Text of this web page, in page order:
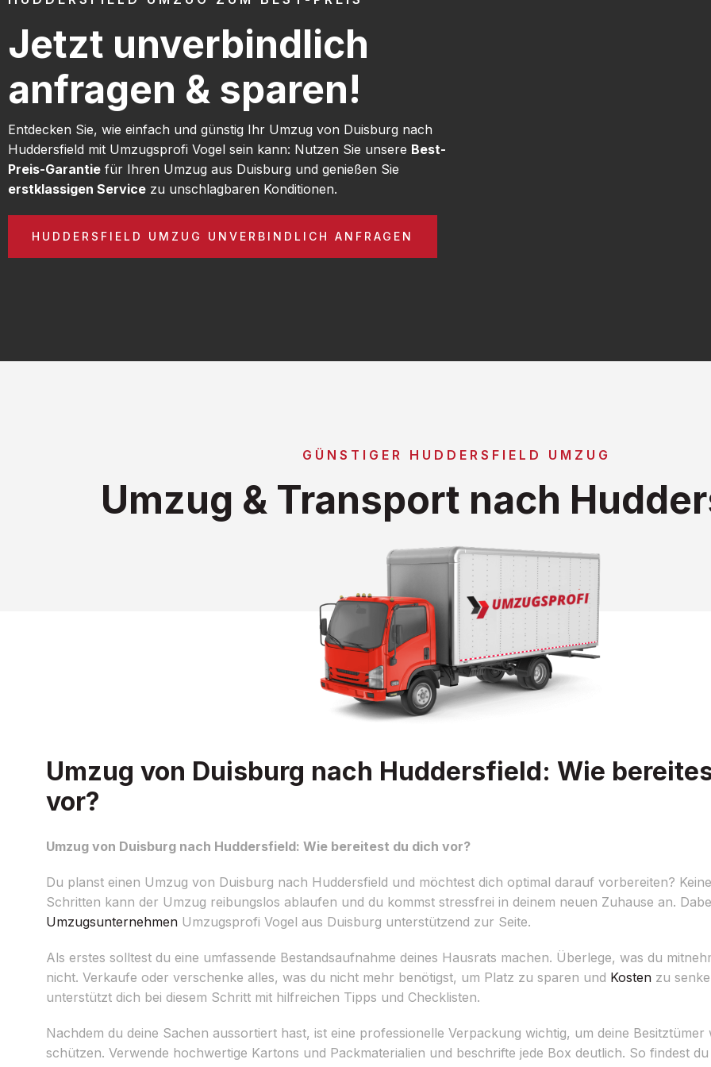
Jetzt unverbindlich
anfragen & sparen!
Entdecken Sie, wie einfach und günstig Ihr Umzug von Duisburg nach
Huddersfield mit Umzugsprofi Vogel sein kann: Nutzen Sie unsere Best-
Preis-Garantie für Ihren Umzug aus Duisburg und genießen Sie
erstklassigen Service zu unschlagbaren Konditionen.
HUDDERSFIELD UMZUG UNVERBINDLICH ANFRAGEN
GÜNSTIGER HUDDERSFIELD UMZUG
Umzug & Transport nach
Umzug von Duisburg nach Huddersfield: Wie
vor?
Umzug von Duisburg nach Huddersfield: Wie bereitest du dich vor?
Du planst einen Umzug von Duisburg nach Huddersfield und möchtest dich optimal darauf vorbereiten?
Schritten kann der Umzug reibungslos ablaufen und du kommst stressfrei in deinem neuen Zuhause an.
Umzugsunternehmen Umzugsprofi Vogel aus Duisburg unterstützend zur Seite.
Als erstes solltest du eine umfassende Bestandsaufnahme deines Hausrats machen. Überlege, was du
nicht. Verkaufe oder verschenke alles, was du nicht mehr benötigst, um Platz zu sparen und Kosten zu
unterstützt dich bei diesem Schritt mit hilfreichen Tipps und Checklisten.
Nachdem du deine Sachen aussortiert hast, ist eine professionelle Verpackung wichtig, um deine
schützen. Verwende hochwertige Kartons und Packmaterialien und beschrifte jede Box deutlich. So findest